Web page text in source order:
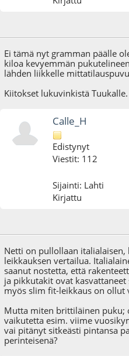
Ei tämä nyt gramman päälle
kiloa kevyemmän
lähden liikkelle
Kiitokset lukuvinkistä Tuukalle.
Calle_H
Edistynyt
Viestit: 112
Sijainti: Lahti
Kirjattu
Netti on pullollaan
leikkauksen vertailua.
saanut nostetta, että
ja pikkutakit ovat
myös slim fit-leikkaus on ollut
Mutta miten brittiläinen
vaikutetta esim. viime
vai pitänyt sitkeästi pintansa
perinteisenä?